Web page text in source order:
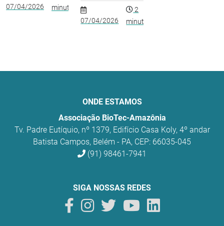
07/04/2026
minuto
07/04/2026
2
minutos
ONDE ESTAMOS
Associação BioTec-Amazônia
Tv. Padre Eutíquio, nº 1379, Edifício Casa Koly, 4º andar
Batista Campos, Belém - PA, CEP: 66035-045
(91) 98461-7941
SIGA NOSSAS REDES